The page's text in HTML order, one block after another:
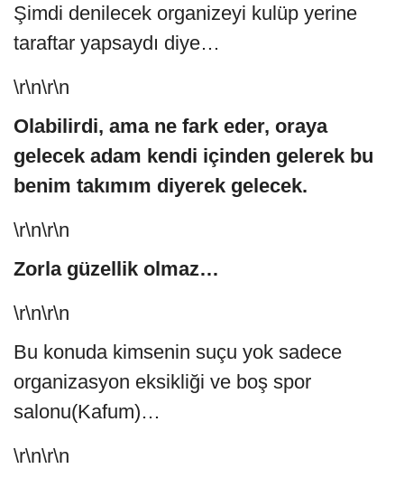
Şimdi denilecek organizeyi kulüp yerine
taraftar yapsaydı diye…
\r\n\r\n
Olabilirdi, ama ne fark eder, oraya
gelecek adam kendi içinden gelerek bu
benim takımım diyerek gelecek.
\r\n\r\n
Zorla güzellik olmaz…
\r\n\r\n
Bu konuda kimsenin suçu yok sadece
organizasyon eksikliği ve boş spor
salonu(Kafum)…
\r\n\r\n